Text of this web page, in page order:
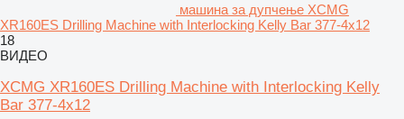
машина за дупчење XCMG
XR160ES Drilling Machine with Interlocking Kelly Bar 377-4x12
18
ВИДЕО
XCMG XR160ES Drilling Machine with Interlocking Kelly
Bar 377-4x12